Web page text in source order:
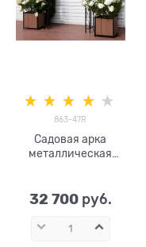
863-47R
Садовая арка
металлическая
32 700 руб.